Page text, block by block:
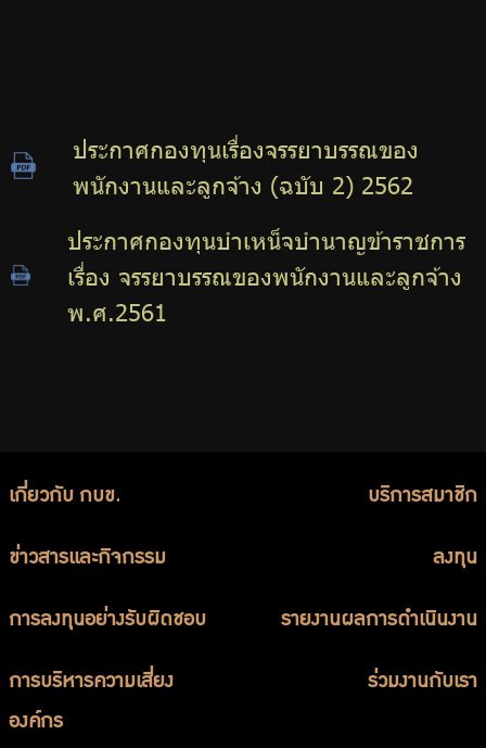
ประกาศกองทุนเรื่องจรรยาบรรณของ
พนักงานและลูกจ้าง (ฉบับ 2) 2562
ประกาศกองทุนบำเหน็จบำนาญข้าราชการ
เรื่อง จรรยาบรรณของพนักงานและลูกจ้าง
พ.ศ.2561
เกี่ยวกับ กบข. บริการสมาชิก
ข่าวสารและกิจกรรม ลงทุน
การลงทุนอย่างรับผิดชอบ รายงานผลการดำเนินงาน
การบริหารความเสี่ยง
องค์กร
ร่วมงานกับเรา